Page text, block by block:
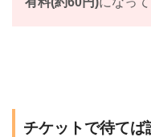
チケットで待てば